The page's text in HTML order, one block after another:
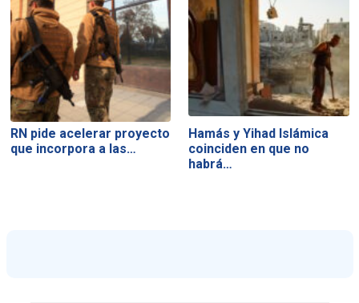
RN pide acelerar proyecto
que incorpora a las…
Hamás y Yihad Islámica
coinciden en que no
habrá…